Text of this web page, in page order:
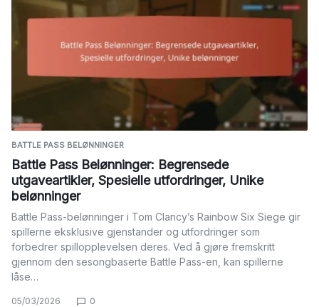
BATTLE PASS BELØNNINGER
Battle Pass Belønninger: Begrensede
utgaveartikler, Spesielle utfordringer, Unike
belønninger
Battle Pass-belønninger i Tom Clancy’s Rainbow Six Siege gir
spillerne eksklusive gjenstander og utfordringer som
forbedrer spillopplevelsen deres. Ved å gjøre fremskritt
gjennom den sesongbaserte Battle Pass-en, kan spillerne
låse…
05/03/2026 0